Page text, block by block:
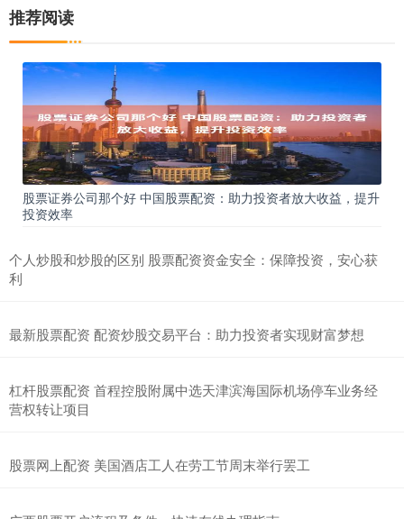
推荐阅读
股票证券公司那个好 中国股票配资：助力投资者放大收益，提升
投资效率
个人炒股和炒股的区别 股票配资资金安全：保障投资，安心获
利
最新股票配资 配资炒股交易平台：助力投资者实现财富梦想
杠杆股票配资 首程控股附属中选天津滨海国际机场停车业务经
营权转让项目
股票网上配资 美国酒店工人在劳工节周末举行罢工